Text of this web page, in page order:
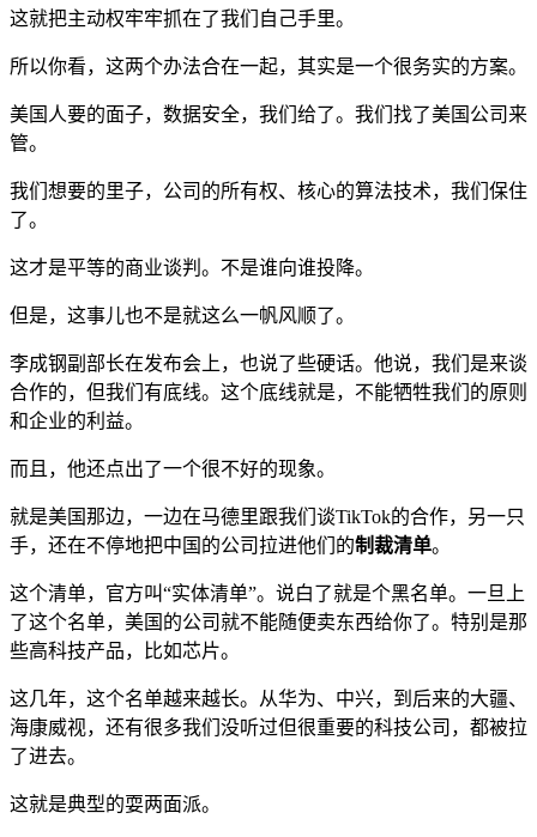
这就把主动权牢牢抓在了我们自己手里。
所以你看，这两个办法合在一起，其实是一个很务实的方案。
美国人要的面子，数据安全，我们给了。我们找了美国公司来
管。
我们想要的里子，公司的所有权、核心的算法技术，我们保住
了。
这才是平等的商业谈判。不是谁向谁投降。
但是，这事儿也不是就这么一帆风顺了。
李成钢副部长在发布会上，也说了些硬话。他说，我们是来谈
合作的，但我们有底线。这个底线就是，不能牺牲我们的原则
和企业的利益。
而且，他还点出了一个很不好的现象。
就是美国那边，一边在马德里跟我们谈TikTok的合作，另一只
手，还在不停地把中国的公司拉进他们的制裁清单。
这个清单，官方叫“实体清单”。说白了就是个黑名单。一旦上
了这个名单，美国的公司就不能随便卖东西给你了。特别是那
些高科技产品，比如芯片。
这几年，这个名单越来越长。从华为、中兴，到后来的大疆、
海康威视，还有很多我们没听过但很重要的科技公司，都被拉
了进去。
这就是典型的耍两面派。